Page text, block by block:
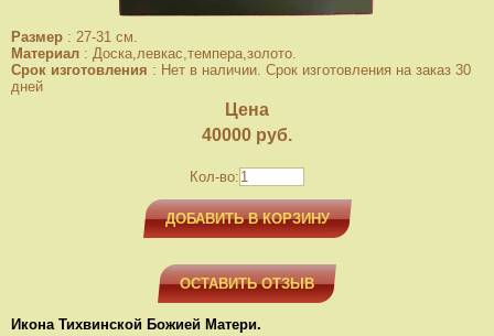
Размер : 27-31 см.
Материал : Доска,левкас,темпера,золото.
Срок изготовления : Нет в наличии. Срок изготовления на заказ 30
дней
Цена
40000 руб.
Кол-во:
ДОБАВИТЬ В КОРЗИНУ
ОСТАВИТЬ ОТЗЫВ
Икона Тихвинской Божией Матери.